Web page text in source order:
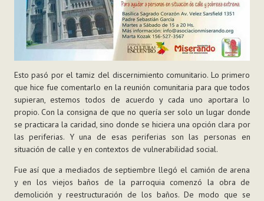
Esto pasó por el tamiz del discernimiento comunitario. Lo primero
que hice fue comentarlo en la reunión comunitaria para que todos
supieran, estemos todos de acuerdo y cada uno aportara lo
propio. Con la consigna de que no quería ser solo un lugar donde
se practicara la caridad, sino donde se hiciera una opción clara por
las periferias. Y una de esas periferias son las personas en
situación de calle y en contextos de vulnerabilidad social.
Fue así que a mediados de septiembre llegó el camión de arena
y en los viejos baños de la parroquia comenzó la obra de
demolición y reestructuración de los baños. De modo que se